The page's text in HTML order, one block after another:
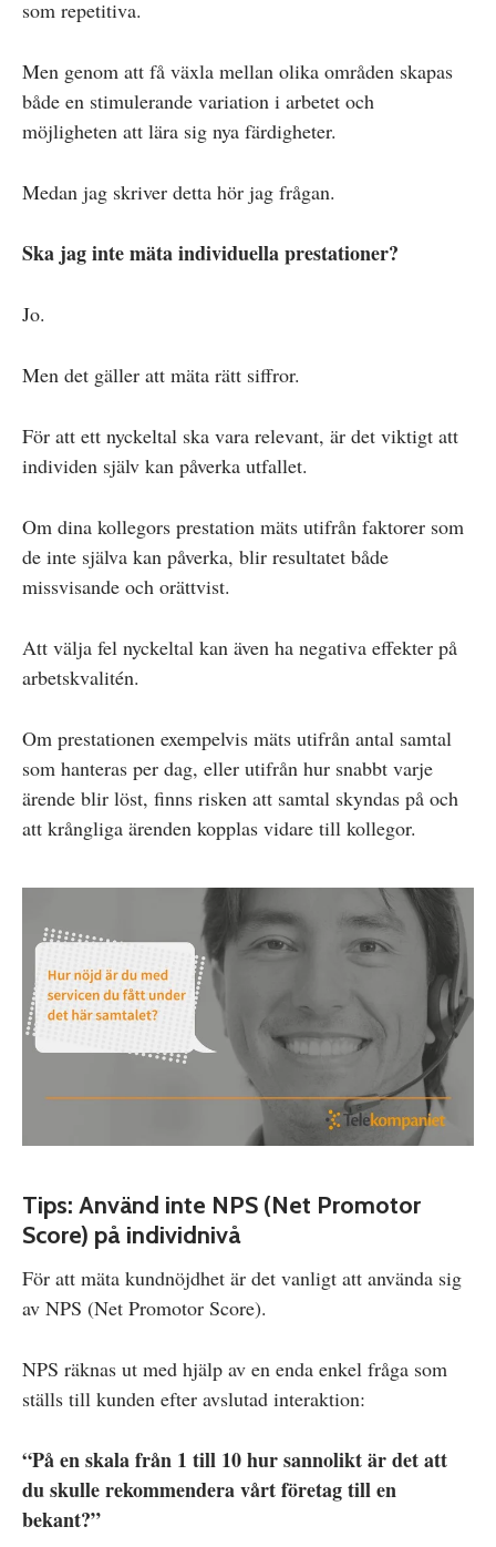
som repetitiva.
Men genom att få växla mellan olika områden skapas
både en stimulerande variation i arbetet och
möjligheten att lära sig nya färdigheter.
Medan jag skriver detta hör jag frågan.
Ska jag inte mäta individuella prestationer?
Jo.
Men det gäller att mäta rätt siffror.
För att ett nyckeltal ska vara relevant, är det viktigt att
individen själv kan påverka utfallet.
Om dina kollegors prestation mäts utifrån faktorer som
de inte själva kan påverka, blir resultatet både
missvisande och orättvist.
Att välja fel nyckeltal kan även ha negativa effekter på
arbetskvalitén.
Om prestationen exempelvis mäts utifrån antal samtal
som hanteras per dag, eller utifrån hur snabbt varje
ärende blir löst, finns risken att samtal skyndas på och
att krångliga ärenden kopplas vidare till kollegor.
Tips: Använd inte NPS (Net Promotor
Score) på individnivå
För att mäta kundnöjdhet är det vanligt att använda sig
av NPS (Net Promotor Score).
NPS räknas ut med hjälp av en enda enkel fråga som
ställs till kunden efter avslutad interaktion:
“På en skala från 1 till 10 hur sannolikt är det att
du skulle rekommendera vårt företag till en
bekant?”